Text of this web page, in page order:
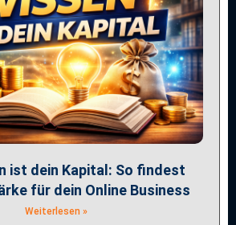
ist dein Kapital: So findest
für dein Online Business
Weiterlesen »